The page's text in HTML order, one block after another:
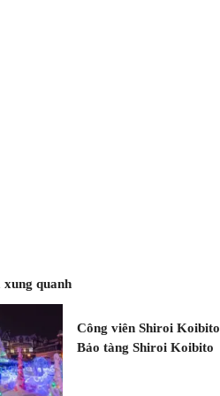
quanh
Công viên Shiroi Koibito
Bảo tàng Shiroi Koibito